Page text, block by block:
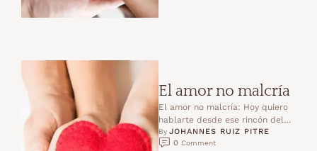
El amor no malcría
El amor no malcría: Hoy quiero
hablarte desde ese rincón del
alma donde habita la culpa,
donde se …
By JOHANNES RUIZ PITRE
0 Comment